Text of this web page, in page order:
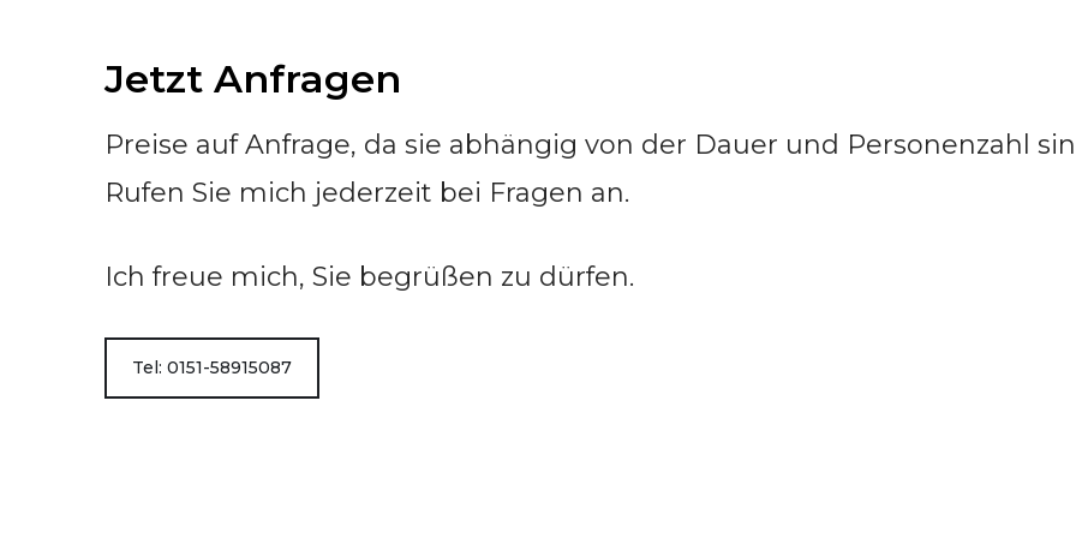
Jetzt Anfragen
Preise auf Anfrage, da sie abhängig von der Dauer und Personenzahl
Rufen Sie mich jederzeit bei Fragen an.
Ich freue mich, Sie begrüßen zu dürfen.
Tel: 0151-58915087